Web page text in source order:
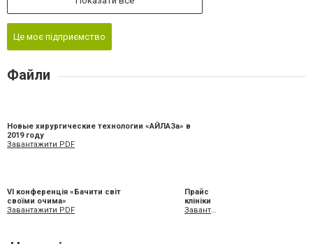
Це моє підприємство
Файли
Новые хирургические технологии «АЙЛАЗа» в
2019 году
Завантажити PDF
VI конференція «Бачити світ
своїми очима»
Завантажити PDF
Прайс
клініки
Завантажити XLS